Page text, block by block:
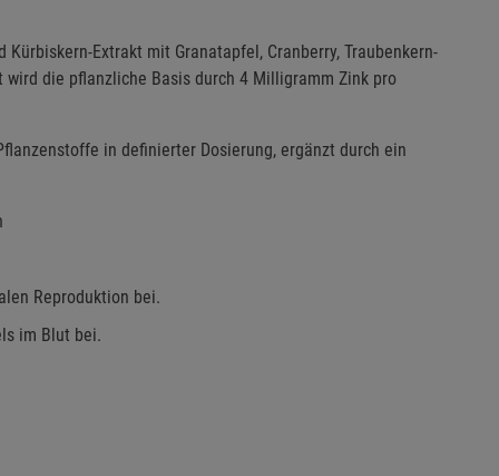
Extrakt mit Granatapfel, Cranberry, Traubenkern-
wird die pflanzliche Basis durch 4 Milligramm Zink pro
in definierter Dosierung, ergänzt durch ein
Reproduktion bei.
im Blut bei.